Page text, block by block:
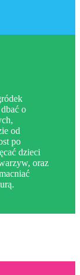
o
od
po
dzieci
oraz